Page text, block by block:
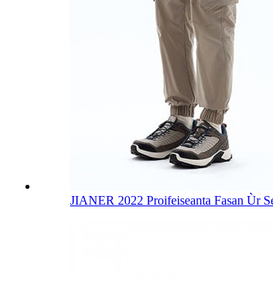
JIANER 2022 Proifeiseanta Fasan Ùr